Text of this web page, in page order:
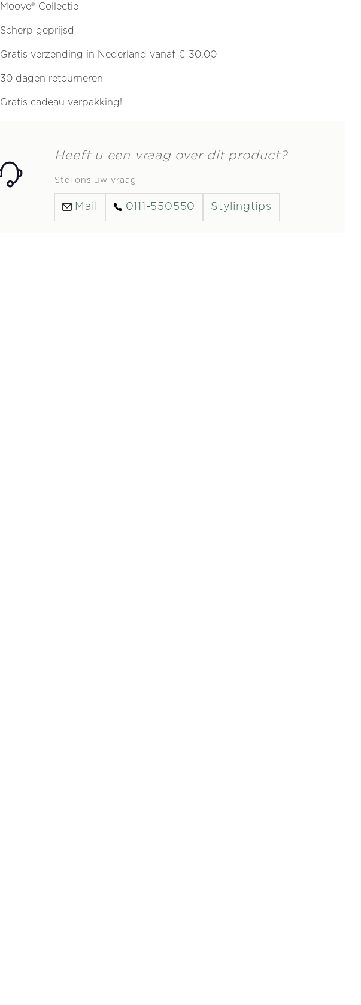
en/of
bedel
en/of
bedel
Mooye® Collectie
Scherp geprijsd
Gratis verzending in Nederland vanaf € 30,00
30 dagen retourneren
Gratis cadeau verpakking!
Heeft u een vraag over dit product?
Stel ons uw vraag
Mail 0111-550550 Stylingtips